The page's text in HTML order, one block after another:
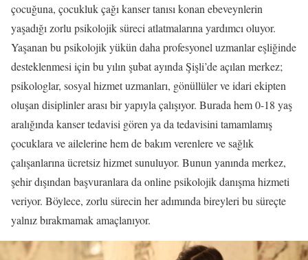
çocuğuna, çocukluk çağı kanser tanısı konan ebeveynlerin
yaşadığı zorlu psikolojik süreci atlatmalarına yardımcı oluyor.
Yaşanan bu psikolojik yükün daha profesyonel uzmanlar eşliğinde
desteklenmesi için bu yılın şubat ayında Şişli’de açılan merkez;
psikologlar, sosyal hizmet uzmanları, gönüllüler ve idari ekipten
oluşan disiplinler arası bir yapıyla çalışıyor. Burada hem 0-18 yaş
aralığında kanser tedavisi gören ya da tedavisini tamamlamış
çocuklara ve ailelerine hem de bakım verenlere ve sağlık
çalışanlarına ücretsiz hizmet sunuluyor. Bunun yanında merkez,
şehir dışından başvuranlara da online psikolojik danışma hizmeti
veriyor. Böylece, zorlu sürecin her adımında bireyleri bu süreçte
yalnız bırakmamak amaçlanıyor.